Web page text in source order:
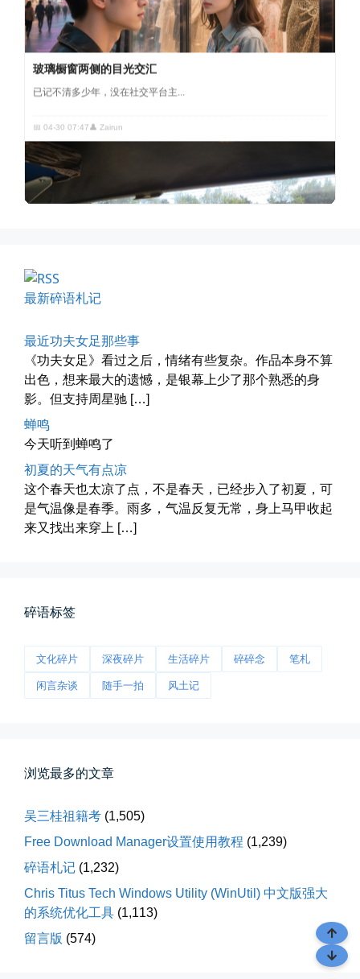
玻璃橱窗两侧的目光交汇
已记不清多少年，没在社交平台主...
📅 04-30 07:47👤 Zairun
📅 04-29 20:49
海林街头
黑龙江的空气质量出乎意料地好，...
📅 04-27 19:30 👤 Zairun
前互联网精神
从马化腾模仿ICQ的OICQ时...
落雪音乐下载最稳定音乐源
落雪音乐下载，最稳定音乐源（推...
📅 04-10 17:19👤 Zairun
最新碎语札记
最近功夫女足那些事
《功夫女足》看过之后，情绪有些复杂。作品本身不算
出色，想来最大的遗憾，是银幕上少了那个熟悉的身
影。但支持周星驰 […]
蝉鸣
今天听到蝉鸣了
初夏的天气有点凉
这个春天也太凉了点，不是春天，已经步入了初夏，可
是气温像是春季。雨多，气温反复无常，身上马甲收起
来又找出来穿上 […]
碎语标签
文化碎片 深夜碎片 生活碎片 碎碎念 笔札
闲言杂谈 随手一拍 风土记
浏览最多的文章
吴三桂祖籍考 (1,505)
Free Download Manager设置使用教程 (1,239)
碎语札记 (1,232)
Chris Titus Tech Windows Utility (WinUtil) 中文版强大
的系统优化工具 (1,113)
留言版 (574)